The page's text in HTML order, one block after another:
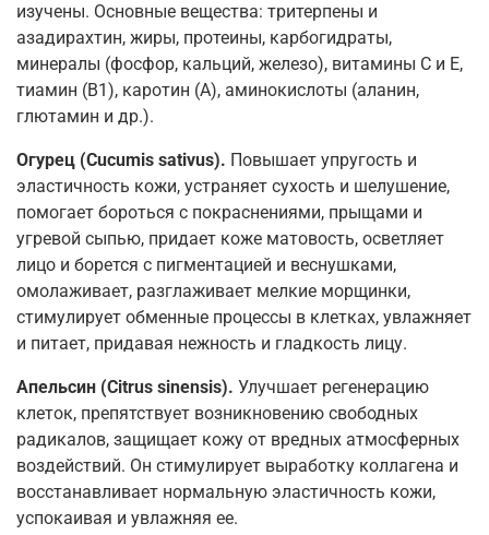
изучены. Основные вещества: тритерпены и
азадирахтин, жиры, протеины, карбогидраты,
минералы (фосфор, кальций, железо), витамины С и Е,
тиамин (В1), каротин (А), аминокислоты (аланин,
глютамин и др.).
Огурец (Cucumis sativus). Повышает упругость и
эластичность кожи, устраняет сухость и шелушение,
помогает бороться с покраснениями, прыщами и
угревой сыпью, придает коже матовость, осветляет
лицо и борется с пигментацией и веснушками,
омолаживает, разглаживает мелкие морщинки,
стимулирует обменные процессы в клетках, увлажняет
и питает, придавая нежность и гладкость лицу.
Апельсин (Citrus sinensis). Улучшает регенерацию
клеток, препятствует возникновению свободных
радикалов, защищает кожу от вредных атмосферных
воздействий. Он стимулирует выработку коллагена и
восстанавливает нормальную эластичность кожи,
успокаивая и увлажняя ее.